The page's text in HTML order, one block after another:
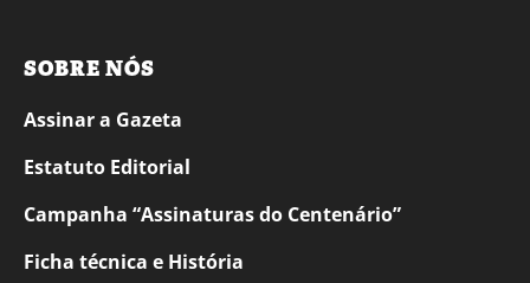
SOBRE NÓS
Assinar a Gazeta
Estatuto Editorial
Campanha “Assinaturas do Centenário”
Ficha técnica e História